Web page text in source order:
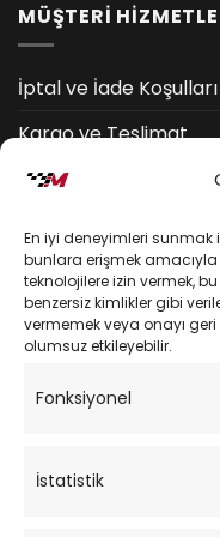
En iyi deneyimleri
bunlara erişmek amacıyla
teknolojilere izin vermek,
benzersiz kimlikler gibi
vermemek veya onayı geri
olumsuz etkileyebilir.
Fonksiyonel
İstatistik
MÜŞTERİ
İptal ve İade Koşulları
Kargo ve Teslimat
Kişisel Verilerin
YARDIM
Müşteri Hizmetleri
Sipariş Takibi